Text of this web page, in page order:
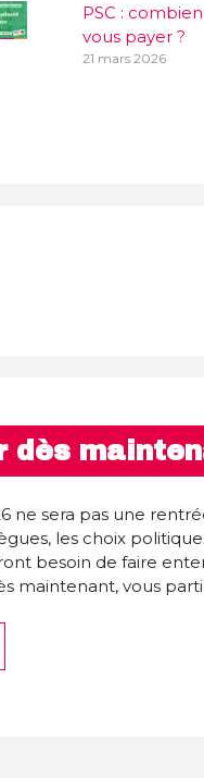
PSC :
vous payer ?
21 mars 2026
dès
ne sera pas une
les choix
besoin de faire
maintenant, vous